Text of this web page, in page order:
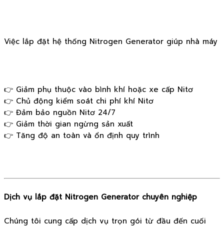
Việc lắp đặt hệ thống Nitrogen Generator giúp nhà máy
👉 Giảm phụ thuộc vào bình khí hoặc xe cấp Nitơ
👉 Chủ động kiểm soát chi phí khí Nitơ
👉 Đảm bảo nguồn Nitơ 24/7
👉 Giảm thời gian ngừng sản xuất
👉 Tăng độ an toàn và ổn định quy trình
Dịch vụ lắp đặt Nitrogen Generator chuyên nghiệp
Chúng tôi cung cấp dịch vụ trọn gói từ đầu đến cuối